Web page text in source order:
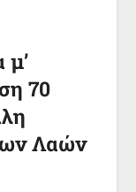
μ’
70
Λαών